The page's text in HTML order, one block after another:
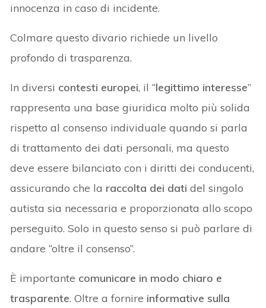
innocenza in caso di incidente.
Colmare questo divario richiede un livello
profondo di trasparenza.
In diversi contesti europei, il “legittimo interesse”
rappresenta una base giuridica molto più solida
rispetto al consenso individuale quando si parla
di trattamento dei dati personali, ma questo
deve essere bilanciato con i diritti dei conducenti,
assicurando che la raccolta dei dati del singolo
autista sia necessaria e proporzionata allo scopo
perseguito. Solo in questo senso si può parlare di
andare “oltre il consenso”.
È importante comunicare in modo chiaro e
trasparente. Oltre a fornire informative sulla